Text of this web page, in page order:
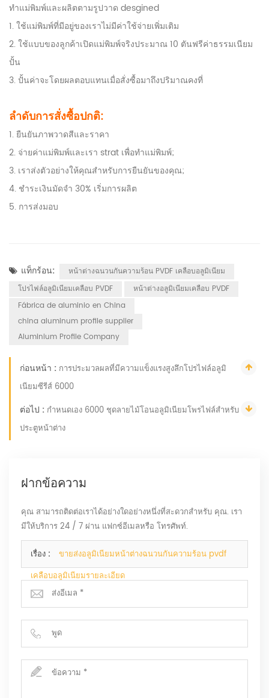
ทำแม่พิมพ์และผลิตตามรูปวาด desgined
1. ใช้แม่พิมพ์ที่มีอยู่ของเราไม่มีค่าใช้จ่ายเพิ่มเติม
2. ใช้แบบของลูกค้าเปิดแม่พิมพ์จริงประมาณ 10 ตันฟรีค่าธรรมเนียม
ปั้น
3. ปั้นค่าจะโดยผลตอบแทนเมื่อสั่งซื้อมาถึงปริมาณคงที่
ลำดับการสั่งซื้อปกติ:
1. ยืนยันภาพวาดสีและราคา
2. จ่ายค่าแม่พิมพ์และเรา strat เพื่อทำแม่พิมพ์;
3. เราส่งตัวอย่างให้คุณสำหรับการยืนยันของคุณ;
4. ชำระเงินมัดจำ 30% เริ่มการผลิต
5. การส่งมอบ
แท็กร้อน:
หน้าต่างฉนวนกันความร้อน PVDF เคลือบอลูมิเนียม
โปรไฟล์อลูมิเนียมเคลือบ PVDF
หน้าต่างอลูมิเนียมเคลือบ PVDF
Fábrica de aluminio en China
china aluminum profile supplier
Aluminium Profile Company
ก่อนหน้า : การประมวลผลที่มีความแข็งแรงสูงลึกโปรไฟล์อลูมิ
เนียมซีรีส์ 6000
ต่อไป : กำหนดเอง 6000 ชุดลายไม้โอนอลูมิเนียมโพรไฟล์สำหรับ
ประตูหน้าต่าง
ฝากข้อความ
คุณ สามารถติดต่อเราได้อย่างใดอย่างหนึ่งที่สะดวกสำหรับ คุณ. เรา
มีให้บริการ 24 / 7 ผ่าน แฟกซ์อีเมลหรือ โทรศัพท์.
เรื่อง :
ขายส่งอลูมิเนียมหน้าต่างฉนวนกันความร้อน pvdf
เคลือบอลูมิเนียมรายละเอียด